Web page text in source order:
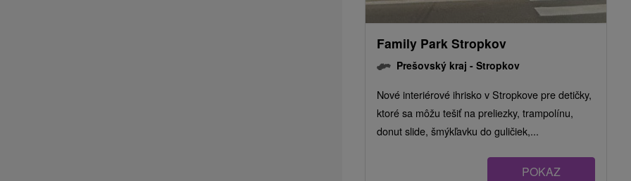
Family Park Stropkov
Prešovský kraj - Stropkov
Nové interiérové ihrisko v Stropkove pre detičky,
ktoré sa môžu tešiť na preliezky, trampolínu,
donut slide, šmýkľavku do guličiek,...
POKAZ